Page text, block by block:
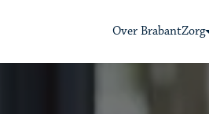
Over BrabantZorg